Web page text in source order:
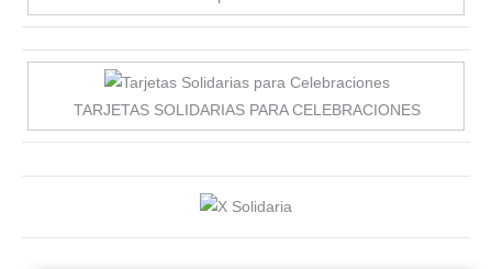
TARJETAS SOLIDARIAS PARA CELEBRACIONES